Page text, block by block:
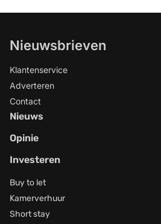
Nieuwsbrieven
Klantenservice
Adverteren
Contact
Nieuws
Opinie
Investeren
Buy to let
Kamerverhuur
Short stay